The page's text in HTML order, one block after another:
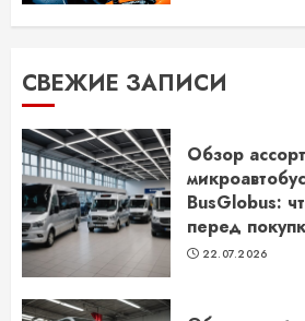
СВЕЖИЕ ЗАПИСИ
Обзор
BusGlobus:
перед
22.07.2026